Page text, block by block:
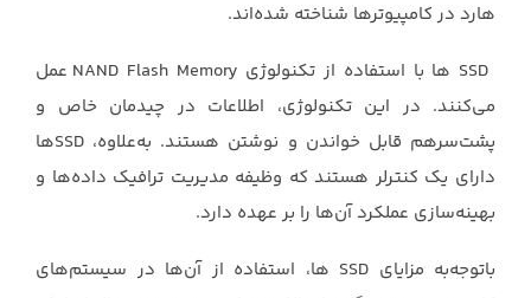
هارد در کامپیوترها شناخته شده‌اند.
SSD ها با استفاده از تکنولوژی NAND Flash Memory عمل
می‌کنند. در این تکنولوژی، اطلاعات در چیدمان خاص و
پشت‌سرهم قابل خواندن و نوشتن هستند. به‌علاوه، SSDها
دارای یک کنترلر هستند که وظیفه مدیریت ترافیک داده‌ها و
بهینه‌سازی عملکرد آن‌ها را بر عهده دارد.
باتوجه‌به مزایای SSD ها، استفاده از آن‌ها در سیستم‌های